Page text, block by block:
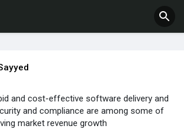
and cost-effective software delivery and
and compliance are among some of
market revenue growth